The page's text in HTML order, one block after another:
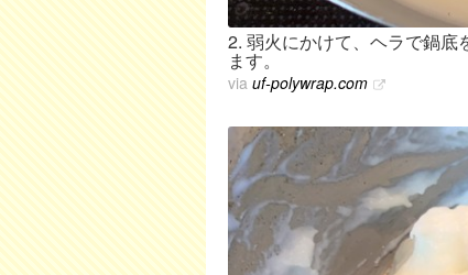
2. 弱火にかけて、ヘラで鍋底
ます。
via uf-polywrap.com